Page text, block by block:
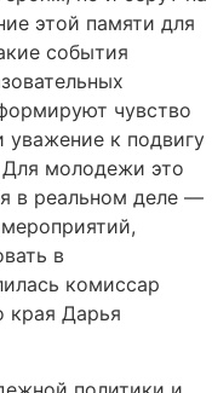
этой памяти для
события
чувство
уважение к подвигу
молодежи это
в реальном деле —
в
комиссар
края Дарья